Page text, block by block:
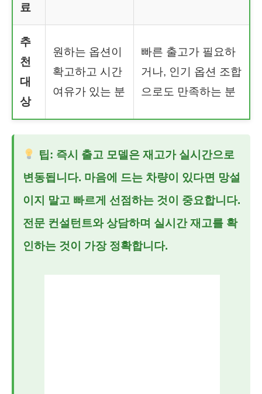
료
추
천
대
상
원하는 옵션이
확고하고 시간
여유가 있는 분
빠른 출고가 필요하
거나, 인기 옵션 조합
으로도 만족하는 분
팁: 즉시 출고 모델은 재고가 실시간으로
변동됩니다. 마음에 드는 차량이 있다면 망설
이지 말고 빠르게 선점하는 것이 중요합니다.
전문 컨설턴트와 상담하며 실시간 재고를 확
인하는 것이 가장 정확합니다.